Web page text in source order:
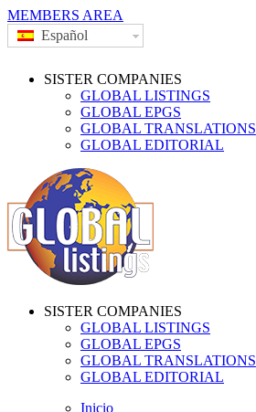
MEMBERS AREA
Español
SISTER COMPANIES
GLOBAL LISTINGS
GLOBAL EPGS
GLOBAL TRANSLATIONS
GLOBAL EDITORIAL
SISTER COMPANIES
GLOBAL LISTINGS
GLOBAL EPGS
GLOBAL TRANSLATIONS
GLOBAL EDITORIAL
Inicio